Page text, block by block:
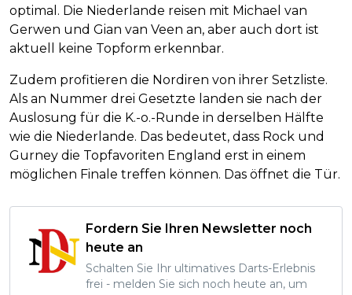
optimal. Die Niederlande reisen mit Michael van
Gerwen und Gian van Veen an, aber auch dort ist
aktuell keine Topform erkennbar.
Zudem profitieren die Nordiren von ihrer Setzliste.
Als an Nummer drei Gesetzte landen sie nach der
Auslosung für die K.-o.-Runde in derselben Hälfte
wie die Niederlande. Das bedeutet, dass Rock und
Gurney die Topfavoriten England erst in einem
möglichen Finale treffen können. Das öffnet die Tür.
Fordern Sie Ihren Newsletter noch
heute an
Schalten Sie Ihr ultimatives Darts-Erlebnis
frei - melden Sie sich noch heute an, um